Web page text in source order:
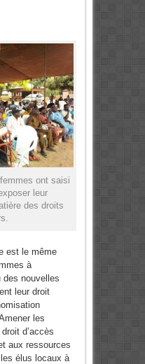
ont saisi
leur
des droits
est le même
à
des nouvelles
leur droit
les
d’accès
aux ressources
élus locaux à